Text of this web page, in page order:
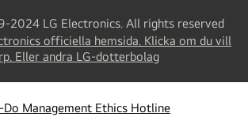
2024 LG Electronics. All rights reserved
officiella hemsida. Klicka om du vill
Eller andra LG-dotterbolag(
a
new
tab
Do Management Ethics Hotline